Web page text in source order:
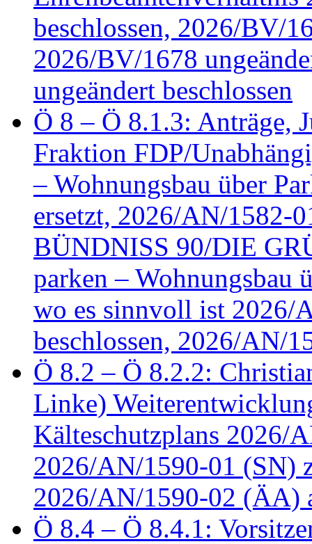
beschlossen, 2026/BV/
2026/BV/1678
ungeändert beschlossen
Ö 8 – Ö 8.1.3: Anträge,
Fraktion FDP/
– Wohnungsbau über
ersetzt, 2026/AN/1582-
BÜNDNISS 90/DIE
parken – Wohnungsbau
wo es sinnvoll ist 2026/
beschlossen, 2026/AN/
Ö 8.2 – Ö 8.2.2:
Linke)
Kälteschutzplans 2026/
2026/AN/1590-01 (SN)
2026/AN/1590-02 (ÄA)
Ö 8.4 – Ö 8.4.1: